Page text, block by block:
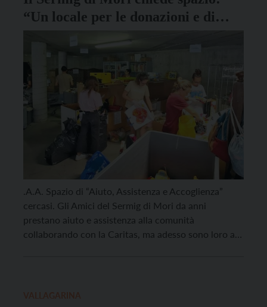
“Un locale per le donazioni e di
incontro”
.A.A. Spazio di “Aiuto, Assistenza e Accoglienza”
cercasi. Gli Amici del Sermig di Mori da anni
prestano aiuto e assistenza alla comunità
collaborando con la Caritas, ma adesso sono loro a